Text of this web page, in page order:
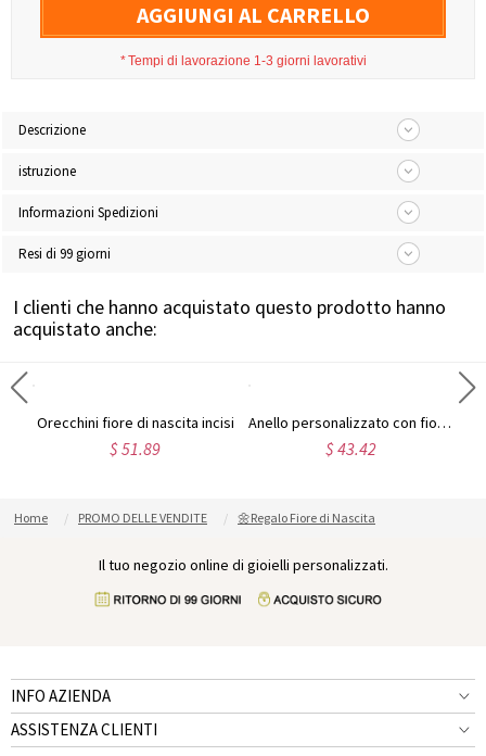
AGGIUNGI AL CARRELLO
*Tempi di lavorazione 1-3 giorni lavorativi
Descrizione
istruzione
Informazioni Spedizioni
Resi di 99 giorni
I clienti che hanno acquistato questo prodotto hanno
acquistato anche:
Orecchini fiore di nascita incisi
$ 51.89
Anello personalizzato con fiore della nascita e incisione
$ 43.42
Home PROMO DELLE VENDITE 🌼Regalo Fiore di Nascita
Il tuo negozio online di gioielli personalizzati.
INFO AZIENDA
ASSISTENZA CLIENTI